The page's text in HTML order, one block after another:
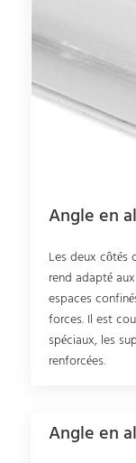
Angle en
Les deux côtés
rend adapté
espaces
forces. Il est
spéciaux, les
renforcées.
Angle en